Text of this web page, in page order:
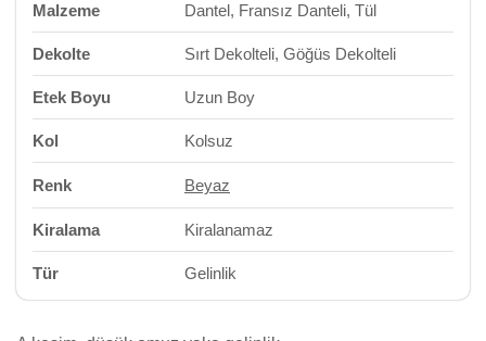
Malzeme Dantel, Fransız Danteli, Tül
Dekolte Sırt Dekolteli, Göğüs Dekolteli
Etek Boyu Uzun Boy
Kol Kolsuz
Renk Beyaz
Kiralama Kiralanamaz
Tür Gelinlik